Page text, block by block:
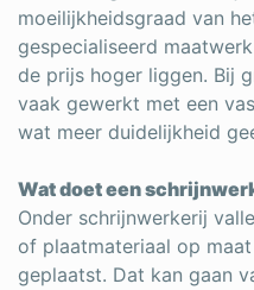
moeilijkheidsgraad van
gespecialiseerd
de prijs hoger liggen. Bij
vaak gewerkt met een
wat meer duidelijkheid
Wat doet een
Onder schrijnwerkerij
of plaatmateriaal op
geplaatst. Dat kan gaan